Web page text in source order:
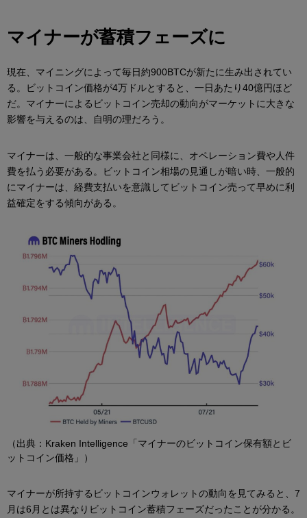
マイナーが蓄積フェーズに
現在、マイニングによって毎日約900BTCが新たに生み出されてい
る。ビットコイン価格が4万ドルとすると、一日あたり40億円ほど
だ。マイナーによるビットコイン売却の動向がマーケットに大きな
影響を与えるのは、自明の理だろう。
マイナーは、一般的な事業会社と同様に、オペレーション費や人件
費を払う必要がある。ビットコイン相場の見通しが暗い時、一般的
にマイナーは、経費支払いを意識してビットコイン売って早めに利
益確定をする傾向がある。
（出典：Kraken Intelligence「マイナーのビットコイン保有額とビ
ットコイン価格」）
マイナーが所持するビットコインウォレットの動向を見てみると、7
月は6月とは異なりビットコイン蓄積フェーズだったことが分かる。